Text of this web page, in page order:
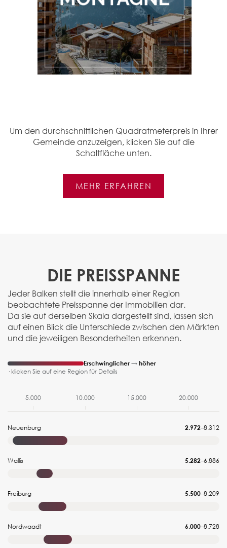
Um den durchschnittlichen Quadratmeterpreis in Ihrer
Gemeinde anzuzeigen, klicken Sie auf die
Schaltfläche unten.
MEHR ERFAHREN
DIE PREISSPANNE
Jeder Balken stellt die innerhalb einer Region
beobachtete Preisspanne der Immobilien dar.
Da sie auf derselben Skala dargestellt sind, lassen sich
auf einen Blick die Unterschiede zwischen den Märkten
und die jeweiligen Besonderheiten erkennen.
Erschwinglicher→höher
· klicken Sie auf eine Region für Details
5.000 10.000 15.000 20.000
Neuenburg 2.972–8.312
Wallis 5.282–6.886
Freiburg 5.500–8.209
Nordwaadt 6.000–8.728